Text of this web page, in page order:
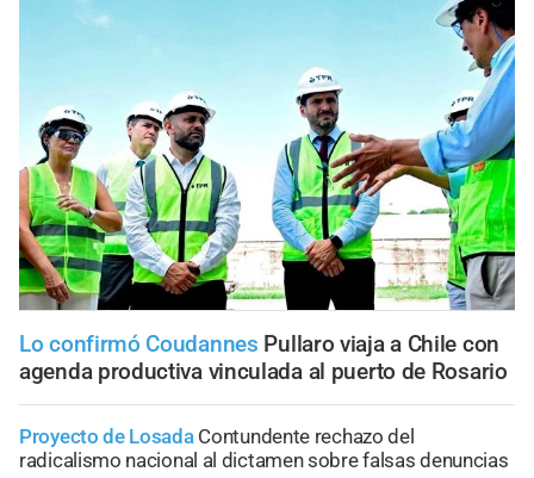
Lo confirmó Coudannes Pullaro viaja a Chile con
agenda productiva vinculada al puerto de Rosario
Proyecto de Losada Contundente rechazo del
radicalismo nacional al dictamen sobre falsas denuncias